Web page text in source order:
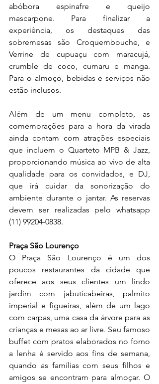
abóbora espinafre e queijo
mascarpone. Para finalizar a
experiência, os destaques das
sobremesas são
Croquembouche, e
Verrine de cupuaçu com maracujá,
crumble de coco, cumaru e manga.
Para o almoço, bebidas e serviços não
estão inclusos.
Além de um menu completo, as
comemorações para a hora da virada
ainda contam com atrações especiais
que incluem o Quarteto MPB & Jazz,
proporcionando música ao vivo de alta
qualidade para os convidados, e DJ,
que irá cuidar da sonorização do
ambiente durante o jantar. As reservas
devem ser realizadas pelo whatsapp
(11) 99204-0838.
Praça São Lourenço
O Praça São Lourenço é um dos
poucos restaurantes da cidade que
oferece aos seus clientes um lindo
jardim com jabuticabeiras, palmito
imperial e figueiras, além de um lago
com carpas, uma casa da árvore para as
crianças e mesas ao ar livre. Seu famoso
buffet com pratos elaborados no forno
a lenha é servido aos fins de semana,
quando as famílias com seus filhos e
amigos se encontram para almoçar. O